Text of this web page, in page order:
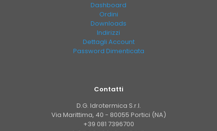
Dashboard
Ordini
Downloads
Indirizzi
Dettagli Account
Password Dimenticata
Contatti
D.G. Idrotermica S.r.l.
Via Marittima, 40 - 80055 Portici (NA)
+39 081 7396700